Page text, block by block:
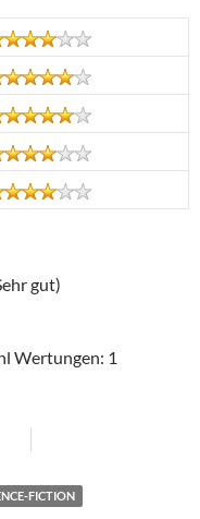
gut)
Wertungen: 1
FICTION